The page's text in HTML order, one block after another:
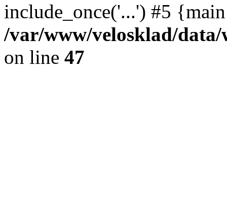
include_once('...') #5
/var/www/velosklad/
on line 47